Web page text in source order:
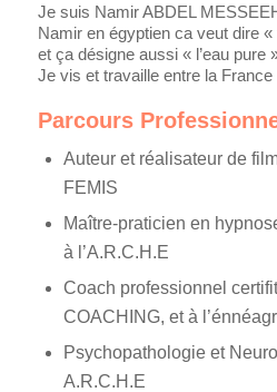
Je suis Namir ABDEL
Namir en égyptien ca veut dire «
et ça désigne aussi « l’eau pure
Je vis et travaille entre la France
Parcours
Auteur et réalisateur de
FEMIS
Maître-praticien en
à l’A.R.C.H.E
Coach professionnel
COACHING, et à
Psychopathologie et
A.R.C.H.E